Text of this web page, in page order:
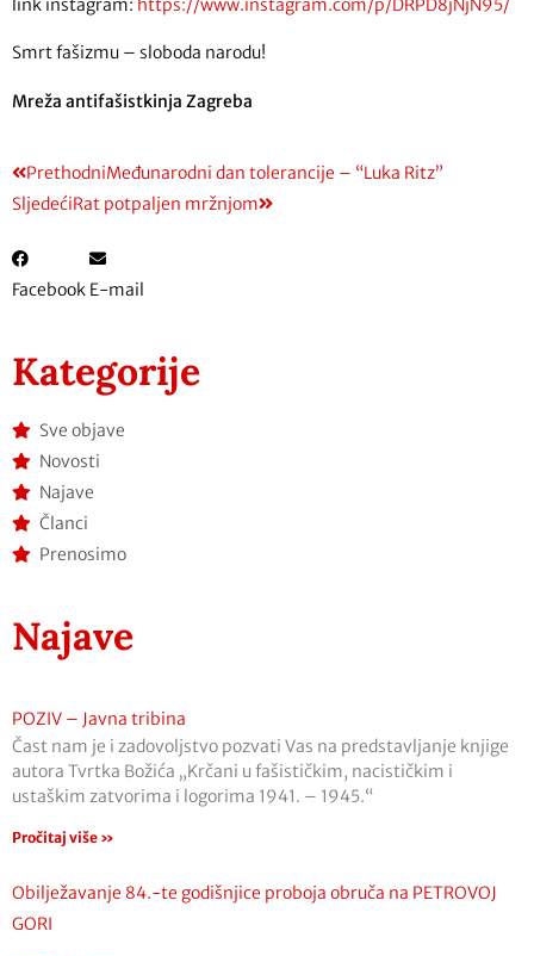
link instagram: https://www.instagram.com/p/DRPD8jNjN95/
Smrt fašizmu – sloboda narodu!
Mreža antifašistkinja Zagreba
PrethodniMeđunarodni dan tolerancije – “Luka Ritz”
SljedećiRat potpaljen mržnjom
Facebook E-mail
Kategorije
Sve objave
Novosti
Najave
Članci
Prenosimo
Najave
POZIV – Javna tribina
Čast nam je i zadovoljstvo pozvati Vas na predstavljanje knjige
autora Tvrtka Božića „Krčani u fašističkim, nacističkim i
ustaškim zatvorima i logorima 1941. – 1945.“
Pročitaj više »
Obilježavanje 84.-te godišnjice proboja obruča na PETROVOJ
GORI